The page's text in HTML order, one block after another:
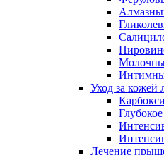
Уход за кожей
Лечение